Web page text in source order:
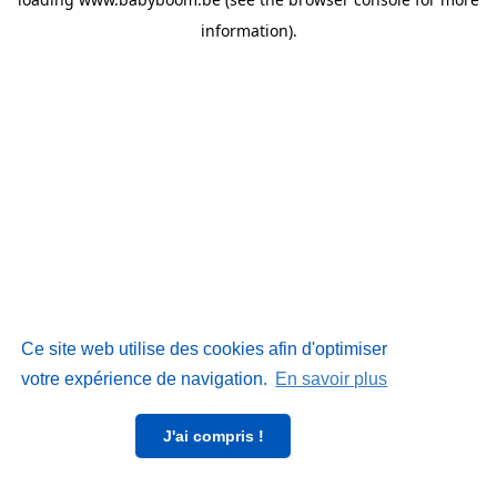
Ce site web utilise des cookies afin d'optimiser
votre expérience de navigation. En savoir plus
J'ai compris !
information).